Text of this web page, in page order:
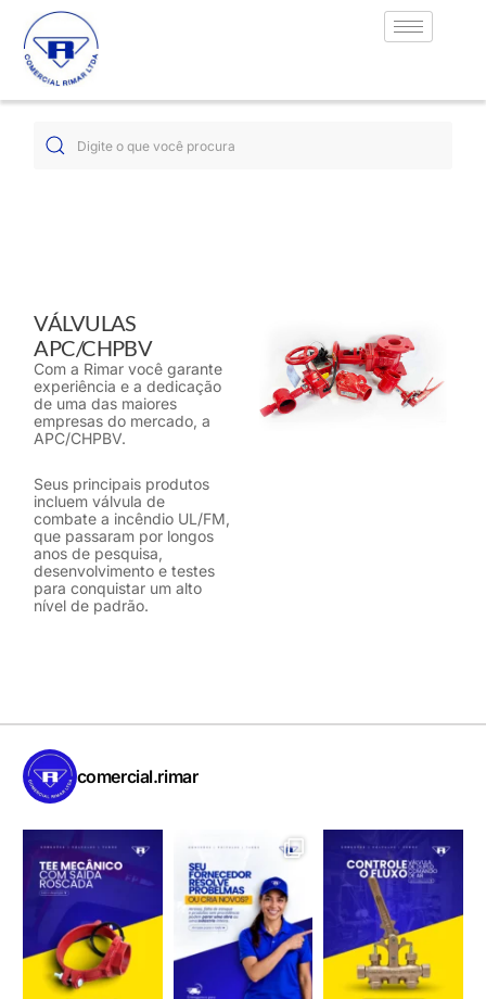
VÁLVULAS
APC/CHPBV
Com a Rimar você garante
experiência e a dedicação
de uma das maiores
empresas do mercado, a
APC/CHPBV.
Seus principais produtos
incluem válvula de
combate a incêndio UL/FM,
que passaram por longos
anos de pesquisa,
desenvolvimento e testes
para conquistar um alto
nível de padrão.
comercial.rimar